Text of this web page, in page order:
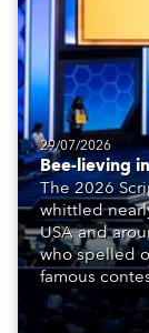
29/07/2026
Bee-lieving
The 2026
whittled
USA and
who spelled
famous
time in a
Washington